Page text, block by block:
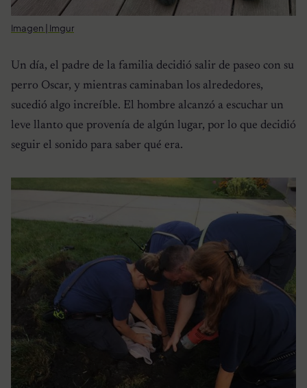
Imagen | Imgur
Un día, el padre de la familia decidió salir de paseo con su
perro Oscar, y mientras caminaban los alrededores,
sucedió algo increíble. El hombre alcanzó a escuchar un
leve llanto que provenía de algún lugar, por lo que decidió
seguir el sonido para saber qué era.